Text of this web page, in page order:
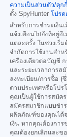
ความเป็นส่วนตัว/คุกกี้
ตั้ง SpyHunter โปรด
สำหรับการชำระเงิ
แจ้งเตือนไปยังที่อยู่อี
แต่ละครั้ง ในช่วงเริ่
จำกัดการใช้งานสำห
เครื่องเดียวต่อบัญชี
และระยะเวลาการ
ลงทะเบียน/การซื้อ (
ตามประเทศหรือโปร
คุณเป็นผู้ใช้การสมัค
สมัครสมาชิกแบบชำ
ผลิตภัณฑ์ของคุณได้จ
เงิน หากคุณต้องการ
คุณต้องยกเลิกและข